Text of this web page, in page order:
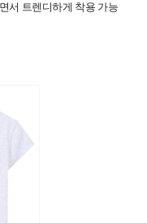
서 트렌디하게 착용 가능